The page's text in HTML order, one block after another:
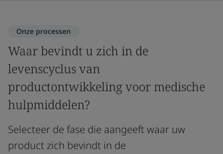
Onze processen
Waar bevindt u zich in de
levenscyclus van
productontwikkeling voor medische
hulpmiddelen?
Selecteer de fase die aangeeft waar uw
product zich bevindt in de